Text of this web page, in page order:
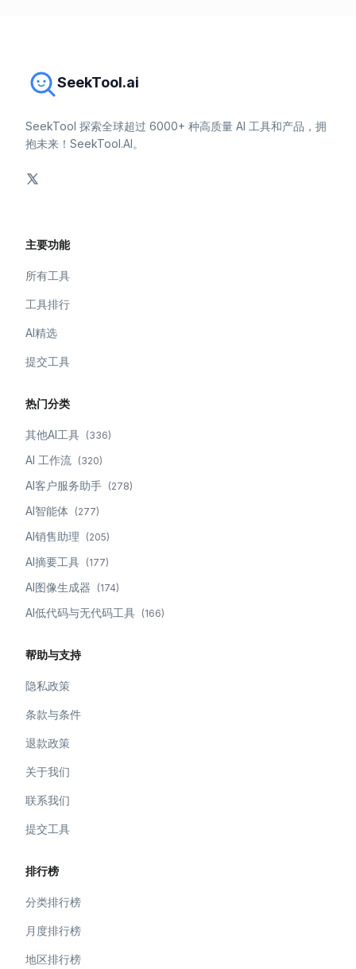
SeekTool.ai
SeekTool 探索全球超过 6000+ 种高质量 AI 工具和产品，拥
抱未来！SeekTool.AI。
主要功能
所有工具
工具排行
AI精选
提交工具
热门分类
其他AI工具 (336)
AI 工作流 (320)
AI客户服务助手 (278)
AI智能体 (277)
AI销售助理 (205)
AI摘要工具 (177)
AI图像生成器 (174)
AI低代码与无代码工具 (166)
帮助与支持
隐私政策
条款与条件
退款政策
关于我们
联系我们
提交工具
排行榜
分类排行榜
月度排行榜
地区排行榜